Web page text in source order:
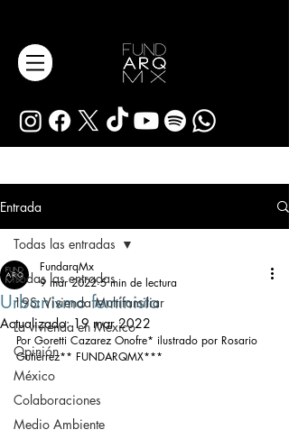
Entrada
Todas las entradas
19S: Vivienda Multifamiliar
La vivienda en México
Opinión
México
Colaboraciones
Medio Ambiente
Todas las entradas
Urbanismo feminista
FundarqMx
9 mar 2022 5 min de lectura
Actualizado:19 mar 2022
Por Goretti Cazarez Onofre* ilustrado por Rosario
Gutiérrez** FUNDARQMX***